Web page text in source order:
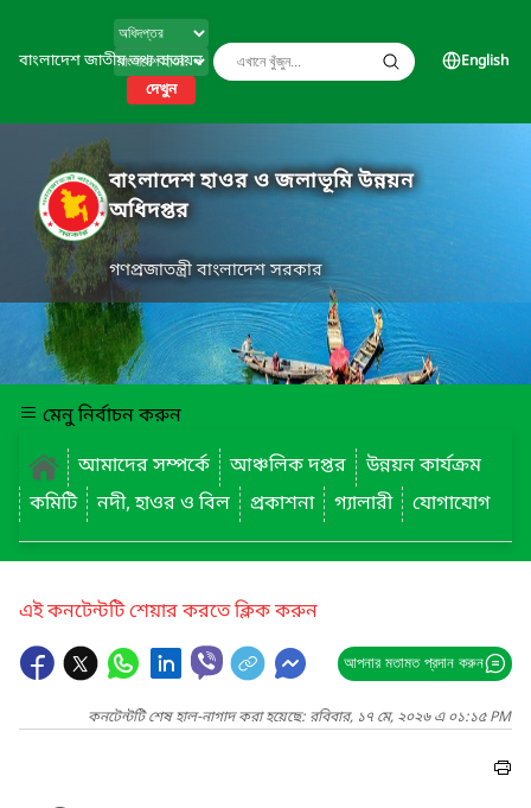
বাংলাদেশ জাতীয় তথ্য বাতায়ন
দেখুন
English
বাংলাদেশ হাওর ও জলাভূমি উন্নয়ন
অধিদপ্তর
গণপ্রজাতন্ত্রী বাংলাদেশ সরকার
মেনু নির্বাচন করুন
আমাদের সম্পর্কে
আঞ্চলিক দপ্তর
উন্নয়ন কার্যক্রম
কমিটি
নদী, হাওর ও বিল প্রকাশনা গ্যালারী যোগাযোগ
এই কনটেন্টটি শেয়ার করতে ক্লিক করুন
আপনার মতামত প্রদান করুন
কনটেন্টটি শেষ হাল-নাগাদ করা হয়েছে: রবিবার, ১৭ মে, ২০২৬ এ ০১:১৫ PM